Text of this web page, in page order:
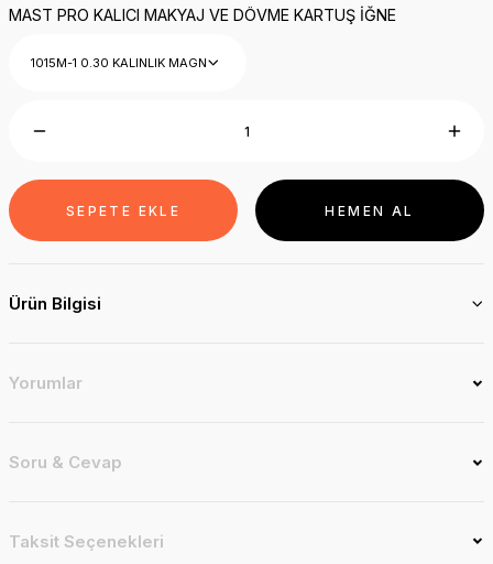
MAST PRO KALICI MAKYAJ VE DÖVME KARTUŞ İĞNE
SEPETE EKLE HEMEN AL
Ürün Bilgisi
Yorumlar
Soru & Cevap
Taksit Seçenekleri